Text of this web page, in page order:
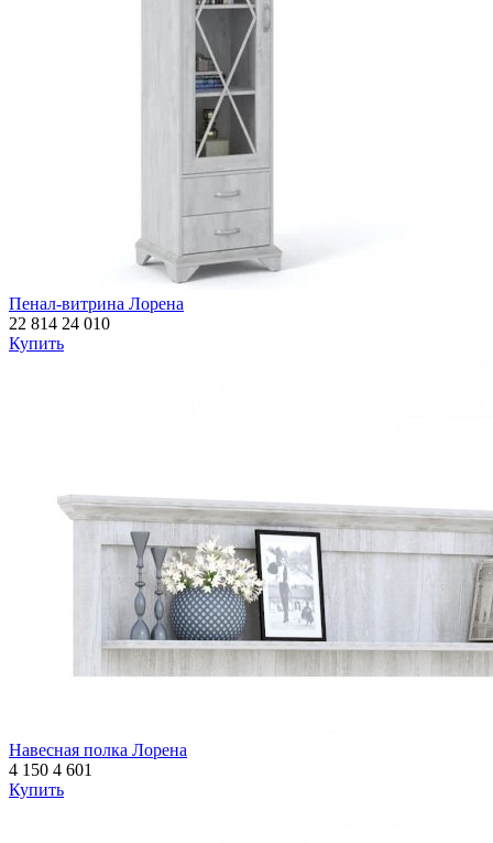
Пенал-витрина Лорена
22 814 24 010
Купить
Навесная полка Лорена
4 150 4 601
Купить